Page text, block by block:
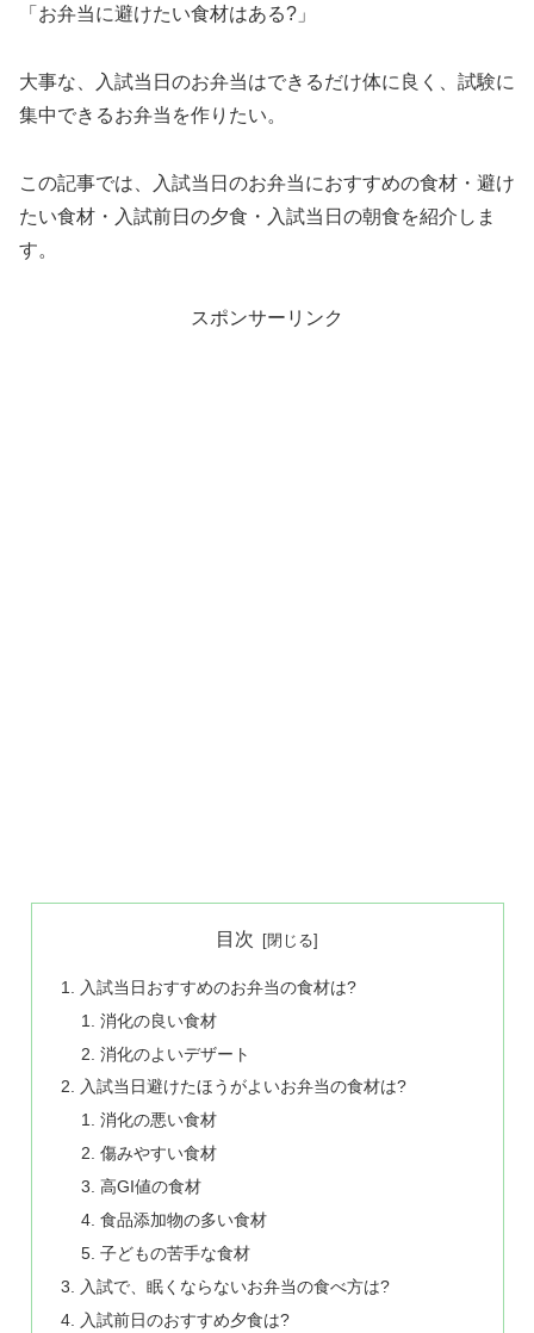
「お弁当に避けたい食材はある?」
大事な、入試当日のお弁当はできるだけ体に良く、試験に
集中できるお弁当を作りたい。
この記事では、入試当日のお弁当におすすめの食材・避け
たい食材・入試前日の夕食・入試当日の朝食を紹介しま
す。
スポンサーリンク
目次
入試当日おすすめのお弁当の食材は?
消化の良い食材
消化のよいデザート
入試当日避けたほうがよいお弁当の食材は?
消化の悪い食材
傷みやすい食材
高GI値の食材
食品添加物の多い食材
子どもの苦手な食材
入試で、眠くならないお弁当の食べ方は?
入試前日のおすすめ夕食は?